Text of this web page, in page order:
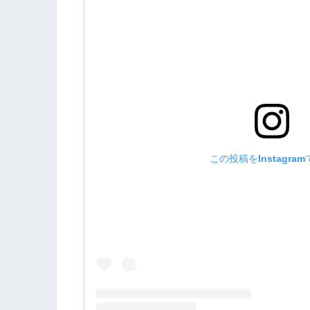
この投稿をInstagram